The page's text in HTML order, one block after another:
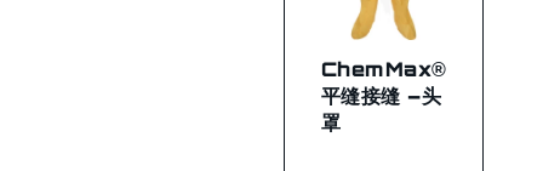
ChemMax®
平缝接缝 –头
罩